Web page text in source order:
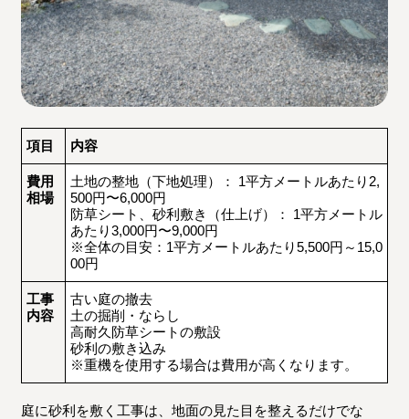
項目 内容
費用
相場
土地の整地（下地処理）： 1平方メートルあたり2,
500円〜6,000円
防草シート、砂利敷き（仕上げ）： 1平方メートル
あたり3,000円〜9,000円
※全体の目安：1平方メートルあたり5,500円～15,0
00円
工事
内容
古い庭の撤去
土の掘削・ならし
高耐久防草シートの敷設
砂利の敷き込み
※重機を使用する場合は費用が高くなります。
庭に砂利を敷く工事は、地面の見た目を整えるだけでな